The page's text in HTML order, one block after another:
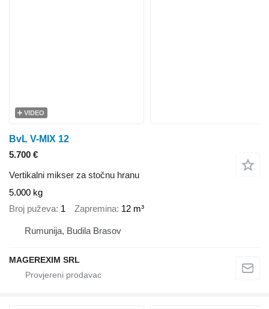
VIDEO
BvL V-MIX 12
5.700 €
Vertikalni mikser za stočnu hranu
5.000 kg
Broj puževa 1 Zapremina 12 m³
Rumunija, Budila Brasov
MAGEREXIM SRL